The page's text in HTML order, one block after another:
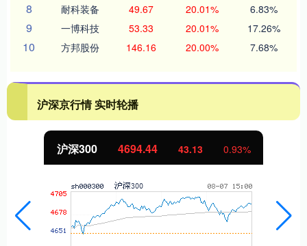
8 耐科装备 49.67 20.01% 6.83%
9 一博科技 53.33 20.01% 17.26%
10 方邦股份 146.16 20.00% 7.68%
沪深京行情 实时轮播
沪深300 4694.44 43.13 0.93%